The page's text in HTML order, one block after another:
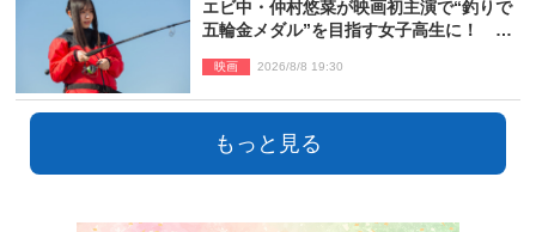
エビ中・仲村悠菜が映画初主演で“釣りで
五輪金メダル”を目指す女子高生に！ 映
映画 2026/8/8 19:30
もっと見る